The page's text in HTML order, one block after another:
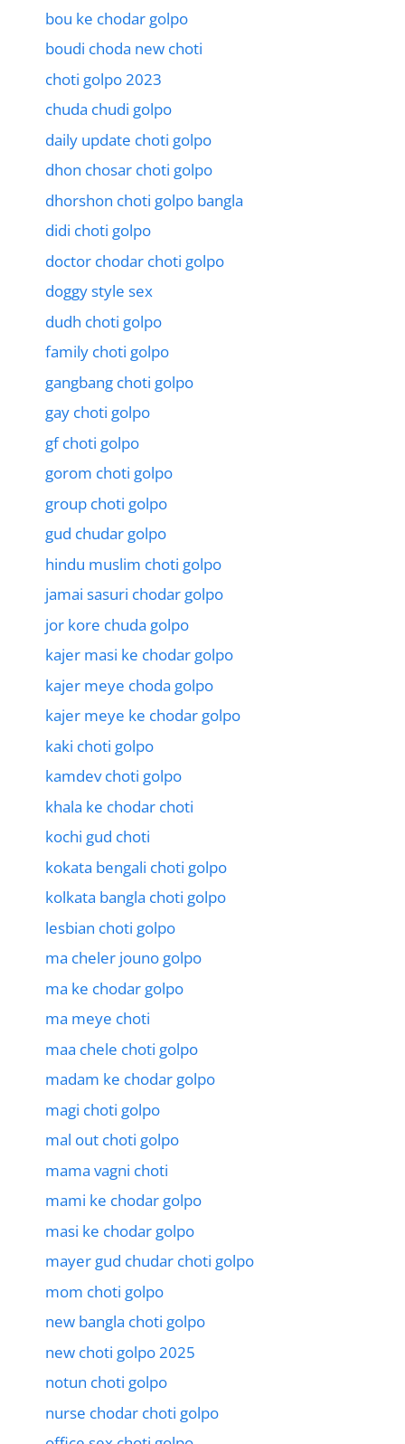
bou ke chodar golpo
boudi choda new choti
choti golpo 2023
chuda chudi golpo
daily update choti golpo
dhon chosar choti golpo
dhorshon choti golpo bangla
didi choti golpo
doctor chodar choti golpo
doggy style sex
dudh choti golpo
family choti golpo
gangbang choti golpo
gay choti golpo
gf choti golpo
gorom choti golpo
group choti golpo
gud chudar golpo
hindu muslim choti golpo
jamai sasuri chodar golpo
jor kore chuda golpo
kajer masi ke chodar golpo
kajer meye choda golpo
kajer meye ke chodar golpo
kaki choti golpo
kamdev choti golpo
khala ke chodar choti
kochi gud choti
kokata bengali choti golpo
kolkata bangla choti golpo
lesbian choti golpo
ma cheler jouno golpo
ma ke chodar golpo
ma meye choti
maa chele choti golpo
madam ke chodar golpo
magi choti golpo
mal out choti golpo
mama vagni choti
mami ke chodar golpo
masi ke chodar golpo
mayer gud chudar choti golpo
mom choti golpo
new bangla choti golpo
new choti golpo 2025
notun choti golpo
nurse chodar choti golpo